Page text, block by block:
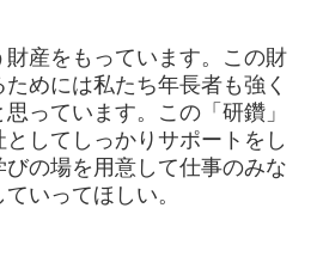
産をもっています。この財
めには私たち年長者も強く
っています。この「研鑽」
してしっかりサポートをし
の場を用意して仕事のみな
いってほしい。